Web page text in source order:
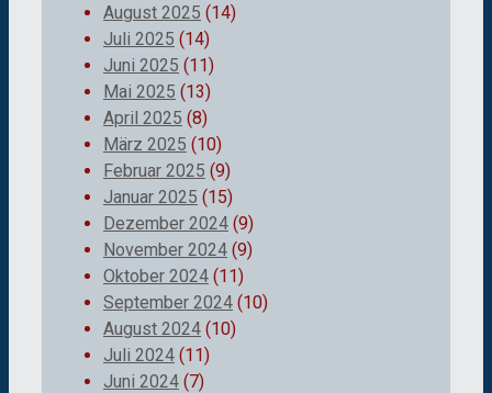
August 2025 (14)
Juli 2025 (14)
Juni 2025 (11)
Mai 2025 (13)
April 2025 (8)
März 2025 (10)
Februar 2025 (9)
Januar 2025 (15)
Dezember 2024 (9)
November 2024 (9)
Oktober 2024 (11)
September 2024 (10)
August 2024 (10)
Juli 2024 (11)
Juni 2024 (7)